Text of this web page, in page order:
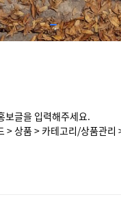
보글을 입력해주세요.
> 상품 > 카테고리/상품관리